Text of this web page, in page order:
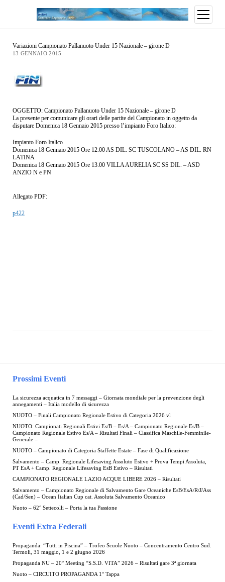
Prossimi Eventi
La sicurezza acquatica in 7 messaggi – Giornata mondiale per la prevenzione degli
annegamenti – Italia modello di sicurezza
NUOTO – Finali Campionato Regionale Estivo di Categoria 2026 vl
NUOTO: Campionati Regionali Estivi Es/B – Es/A – Campionato Regionale Es/B –
Campionato Regionale Estivo Es/A – Risultati Finali – Classifica Maschile-Femminile-
Generale –
NUOTO – Campionato di Categoria Staffette Estate – Fase di Qualificazione
Salvamento – Camp. Regionale Lifesaving Assoluto Estivo + Prova Tempi Assoluta,
PT EsA + Camp. Regionale Lifesaving EsB Estivo – Risultati
CAMPIONATO REGIONALE LAZIO ACQUE LIBERE 2026 – Risultati
Salvamento – Campionato Regionale di Salvamento Gare Oceaniche EsB/EsA/R/J/Ass
(Cad/Sen) – Ocean Italian Cup cat. Assoluta Salvamento Oceanico
Nuoto – 62° Settecolli – Porta la tua Passione
Eventi Extra Federali
Propaganda: “Tutti in Piscina” – Trofeo Scuole Nuoto – Concentramento Centro Sud.
Termoli, 31 maggio, 1 e 2 giugno 2026
Propaganda NU – 20° Meeting “S.S.D. VITA” 2026 – Risultati gare 3ª giornata
Nuoto – CIRCUITO PROPAGANDA 1° Tappa
Variazioni Campionato Pallanuoto Under 15 Nazionale – girone D
13 GENNAIO 2015
OGGETTO: Campionato Pallanuoto Under 15 Nazionale – girone D
La presente per comunicare gli orari delle partite del Campionato in oggetto da
disputare Domenica 18 Gennaio 2015 presso l’impianto Foro Italico:
Impianto Foro Italico
Domenica 18 Gennaio 2015 Ore 12.00 AS DIL. SC TUSCOLANO – AS DIL. RN
LATINA
Domenica 18 Gennaio 2015 Ore 13.00 VILLA AURELIA SC SS DIL. – ASD
ANZIO N e PN
Allegato PDF:
p422